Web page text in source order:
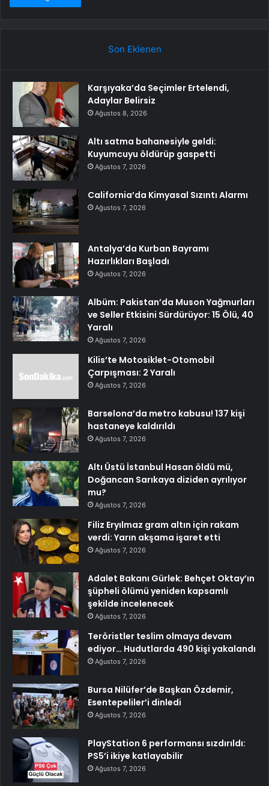
Son Eklenen
Karşıyaka’da Seçimler Ertelendi,
Adaylar Belirsiz
Ağustos 8, 2026
Altı satma bahanesiyle geldi:
Kuyumcuyu öldürüp gaspetti
Ağustos 7, 2026
California’da Kimyasal Sızıntı Alarmı
Ağustos 7, 2026
Antalya’da Kurban Bayramı
Hazırlıkları Başladı
Ağustos 7, 2026
Albüm: Pakistan’da Muson Yağmurları
ve Seller Etkisini Sürdürüyor: 15 Ölü, 40
Yaralı
Ağustos 7, 2026
Kilis’te Motosiklet-Otomobil
Çarpışması: 2 Yaralı
Ağustos 7, 2026
Barselona’da metro kabusu! 137 kişi
hastaneye kaldırıldı
Ağustos 7, 2026
Altı Üstü İstanbul Hasan öldü mü,
Doğancan Sarıkaya diziden ayrılıyor
mu?
Ağustos 7, 2026
Filiz Eryılmaz gram altın için rakam
verdi: Yarın akşama işaret etti
Ağustos 7, 2026
Adalet Bakanı Gürlek: Behçet Oktay’ın
şüpheli ölümü yeniden kapsamlı
şekilde incelenecek
Ağustos 7, 2026
Teröristler teslim olmaya devam
ediyor… Hudutlarda 490 kişi yakalandı
Ağustos 7, 2026
Bursa Nilüfer’de Başkan Özdemir,
Esentepeliler’i dinledi
Ağustos 7, 2026
PlayStation 6 performansı sızdırıldı:
PS5’i ikiye katlayabilir
Ağustos 7, 2026